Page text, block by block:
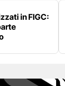
in FIGC: